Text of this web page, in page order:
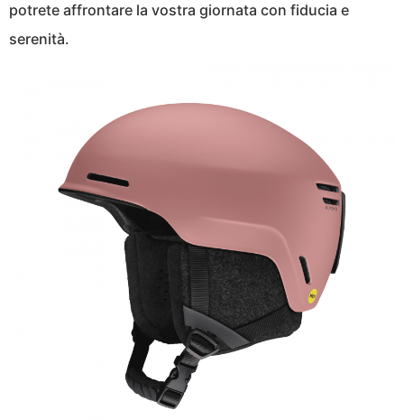
potrete affrontare la vostra giornata con fiducia e
serenità.